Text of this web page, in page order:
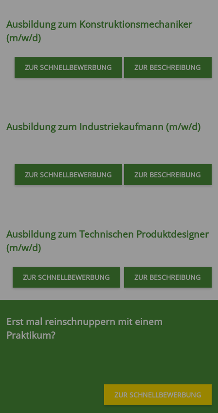
Ausbildung zum Konstruktionsmechaniker
(m/w/d)
ZUR SCHNELLBEWERBUNG ZUR BESCHREIBUNG
Ausbildung zum Industriekaufmann (m/w/d)
ZUR SCHNELLBEWERBUNG ZUR BESCHREIBUNG
Ausbildung zumTechnischen Produktdesigner
(m/w/d)
ZUR SCHNELLBEWERBUNG ZUR BESCHREIBUNG
Erst mal reinschnuppern mit einem
Praktikum?
ZUR SCHNELLBEWERBUNG